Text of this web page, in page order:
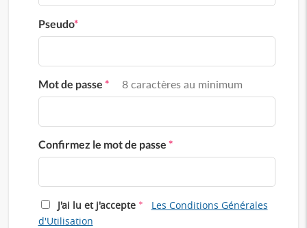
Pseudo*
Mot de passe * 8 caractères au minimum
Confirmez le mot de passe *
J'ai lu et j'accepte *
Les Conditions Générales
d'Utilisation